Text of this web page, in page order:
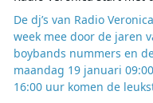
De dj’s van Radio
week mee door de jaren
boybands nummers en
maandag 19 januari
16:00 uur komen de